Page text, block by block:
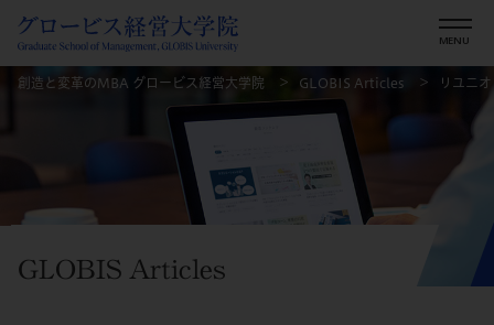
創造と変革のMBA グロービス経営大学院 GLOBIS Articles リユニ
GLOBIS Articles